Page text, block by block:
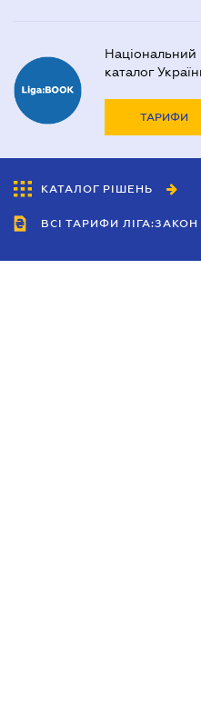
каталог
ТАРИФИ
КАТАЛОГ РІШЕНЬ
ВСІ ТАРИФИ ЛІГА:ЗАКОН